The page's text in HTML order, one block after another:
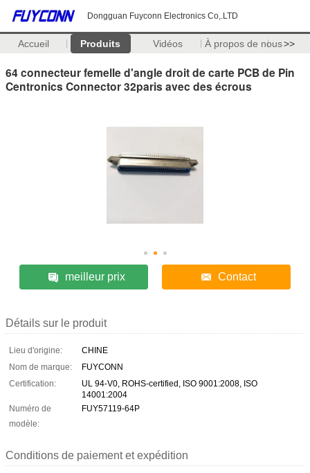
Dongguan Fuyconn Electronics Co,.LTD
Accueil Produits Vidéos À propos de nous>>
64 connecteur femelle d'angle droit de carte PCB de Pin
Centronics Connector 32paris avec des écrous
meilleur prix Contact
Détails sur le produit
Lieu d'origine:
CHINE
Nom de marque:
FUYCONN
Certification:
UL 94-V0, ROHS-certified, ISO 9001:2008, ISO
14001:2004
Numéro de
modèle:
FUY57119-64P
Conditions de paiement et expédition